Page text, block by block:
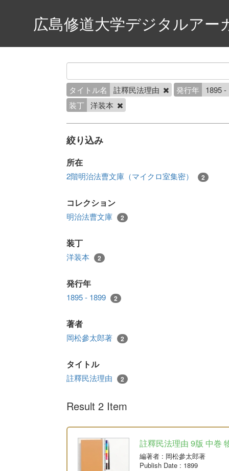
広島修道大学デジタルアー
タイトル名 註釋民法理由 発行年
1895
装丁 洋装本
絞り込み
所在
2階明治法曹文庫（マイクロ室集密） 2
コレクション
明治法曹文庫 2
装丁
洋装本 2
発行年
1895 - 1899 2
著者
岡松參太郎著 2
タイトル
註釋民法理由 2
Result 2 Item
註釋民法理由 9版 中巻
編著者 : 岡松參太郎著
Publish Date : 1899